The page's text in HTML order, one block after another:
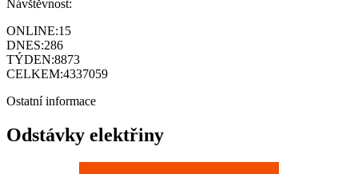
Návštěvnost:
ONLINE:15
DNES:286
TÝDEN:8873
CELKEM:4337059
Ostatní informace
Odstávky elektřiny